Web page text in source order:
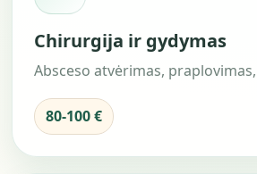
Chirurgija ir gydymas
Absceso atvėrimas,
80-100 €